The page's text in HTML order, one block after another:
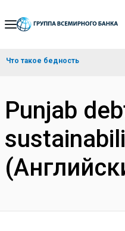
Skip
Navigation
Что такое бедность
Punjab